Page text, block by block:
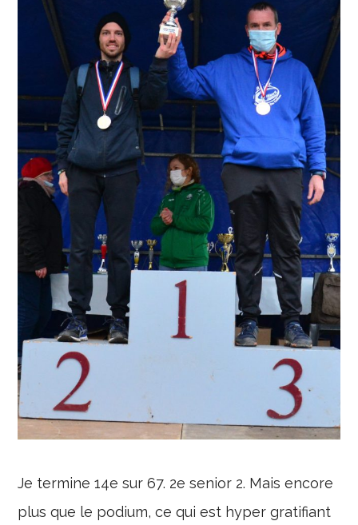
Je termine 14e sur 67. 2e senior 2. Mais encore
plus que le podium, ce qui est hyper gratifiant